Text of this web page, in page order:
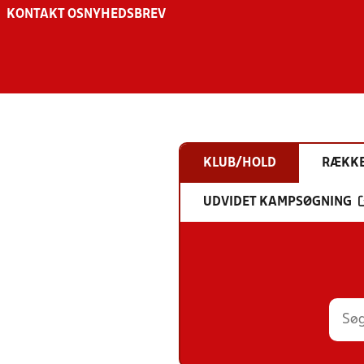
KONTAKT OS NYHEDSBREV
KLUB/HOLD
UDVIDET KAMPSØGNING